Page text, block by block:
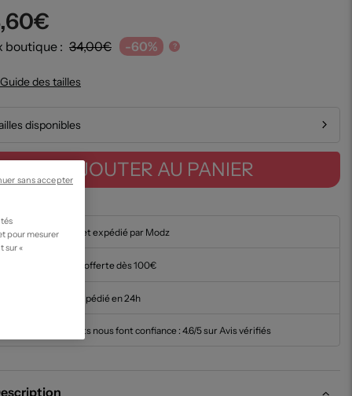
boutique : 34,00€ -60% ?
Guide des tailles
disponibles
AJOUTER AU PANIER
En stock et expédié par Modz
Livraison offerte dès 100€
Article expédié en 24h
Nos clients nous font confiance : 4.6/5 sur Avis vérifiés
pour mesurer
sur «
sans accepter